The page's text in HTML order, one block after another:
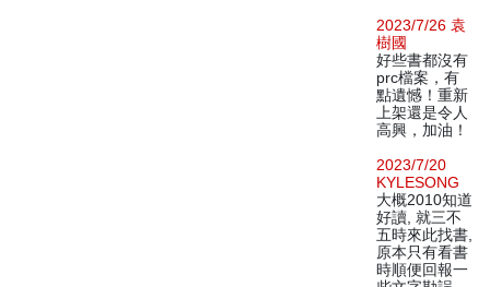
2023/7/26 袁
樹國
好些書都沒有
prc檔案，有
點遺憾！重新
上架還是令人
高興，加油！
2023/7/20
KYLESONG
大概2010知道
好讀, 就三不
五時來此找書,
原本只有看書
時順便回報一